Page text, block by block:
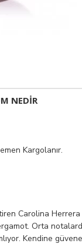
NEDIR
Kargolanır.
Carolina
Orta
Kendine